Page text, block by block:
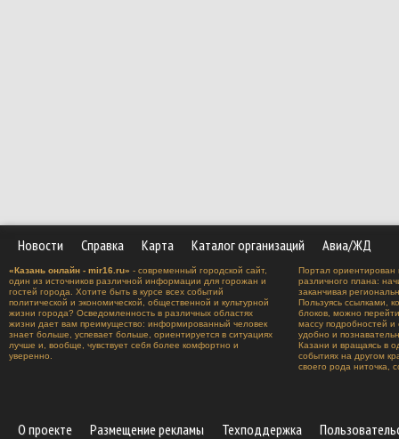
Новости Справка Карта Каталог организаций Авиа/ЖД
«Казань онлайн - mir16.ru» - современный городской сайт,
один из источников различной информации для горожан и
гостей города. Хотите быть в курсе всех событий
политической и экономической, общественной и культурной
жизни города? Осведомленность в различных областях
жизни дает вам преимущество: информированный человек
знает больше, успевает больше, ориентируется в ситуациях
лучше и, вообще, чувствует себя более комфортно и
уверенно.
Портал
различного плана:
заканчивая
Пользуясь ссылками,
блоков, можно
массу подробностей и
удобно и
Казани и вращаясь в
событиях на другом
своего рода ниточка,
О проекте Размещение рекламы Техподдержка